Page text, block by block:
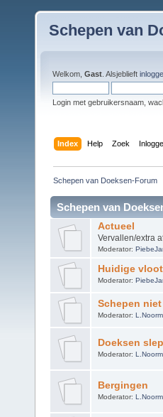
Schepen van
Welkom, Gast . Alsjeblieft
Login met gebruikersnaam,
Index Help Zoek
Schepen van Doeksen-Forum
Schepen van
Actueel
Vervallen/extra
Moderator:
Huidige
Moderator:
Schepen
Moderator:
Doeksen
Moderator:
Bergingen
Moderator: